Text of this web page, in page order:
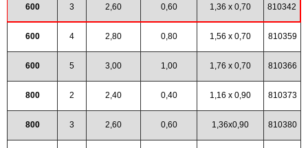
600 3 2,60 0,60 1,36 x 0,70 810342
600 4 2,80 0,80 1,56 x 0,70 810359
600 5 3,00 1,00 1,76 x 0,70 810366
800 2 2,40 0,40 1,16 x 0,90 810373
800 3 2,60 0,60 1,36x0,90 810380